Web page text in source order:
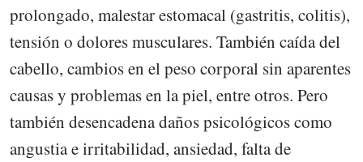
prolongado, malestar estomacal (gastritis, colitis),
tensión o dolores musculares. También caída del
cabello, cambios en el peso corporal sin aparentes
causas y problemas en la piel, entre otros. Pero
también desencadena daños psicológicos como
angustia e irritabilidad, ansiedad, falta de